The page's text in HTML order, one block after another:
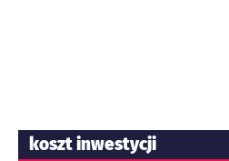
koszt inwestycji